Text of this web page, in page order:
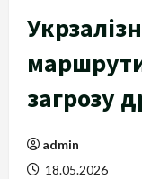
загрозу
admin
18.05.2026